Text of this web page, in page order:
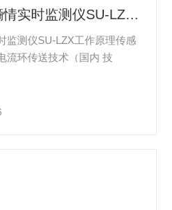
北京锦正茂土壤墒情实时监测仪SU-LZX工作原理
监测仪SU-LZX工作原理传感
流环传送技术（国内 技
力强，传送距离远，测量精度